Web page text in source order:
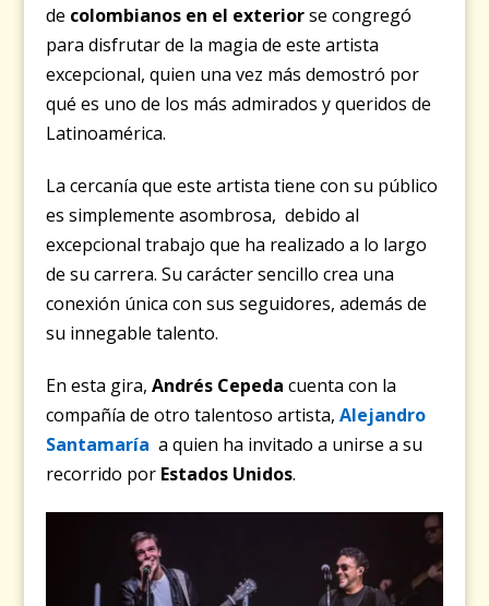
de colombianos en el exteriorse congregó
para disfrutar de la magia de este artista
excepcional, quien una vez más demostró por
qué es uno de los más admirados y queridos de
Latinoamérica.
La cercanía que este artista tiene con su público
es simplemente asombrosa, debido al
excepcional trabajo que ha realizado a lo largo
de su carrera. Su carácter sencillo crea una
conexión única con sus seguidores, además de
su innegable talento.
En esta gira, Andrés Cepeda cuenta con la
compañía de otro talentoso artista,Alejandro
Santamaría a quien ha invitado a unirse a su
recorrido por Estados Unidos.